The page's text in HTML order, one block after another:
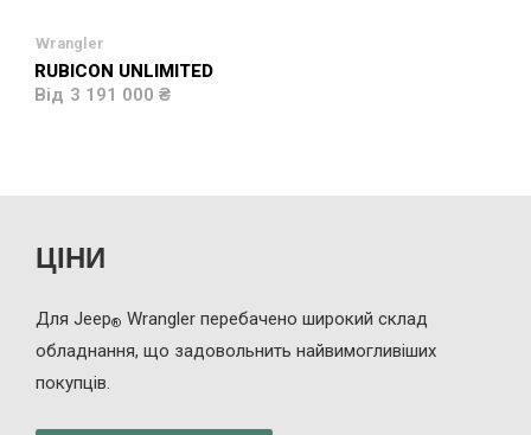
Wrangler
RUBICON UNLIMITED
3 191 000 ₴
ЦІНИ
Для Jeep® Wrangler перебачено широкий склад
обладнання, що задовольнить найвимогливіших
покупців.